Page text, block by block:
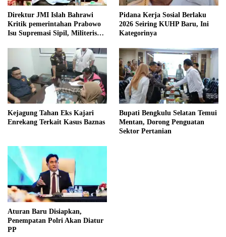
Direktur JMI Islah Bahrawi
Kritik pemerintahan Prabowo
Isu Supremasi Sipil, Militerisasi,
Pidana Kerja Sosial Berlaku
2026 Seiring KUHP Baru, Ini
Kategorinya
Kejagung Tahan Eks Kajari
Enrekang Terkait Kasus Baznas
Bupati Bengkulu Selatan Temui
Mentan, Dorong Penguatan
Sektor Pertanian
Aturan Baru Disiapkan,
Penempatan Polri Akan Diatur
PP